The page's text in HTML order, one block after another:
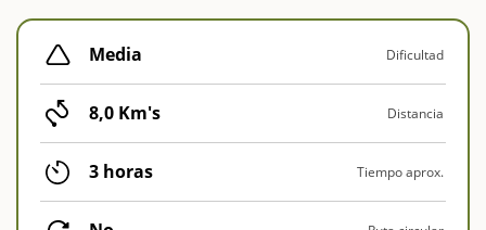
Media Dificultad
8,0 Km's Distancia
3 horas Tiempo aprox.